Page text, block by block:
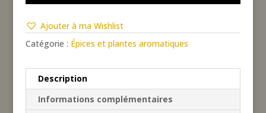
Ajouter à ma Wishlist
Catégorie : Épices et plantes aromatiques
Description
Informations complémentaires